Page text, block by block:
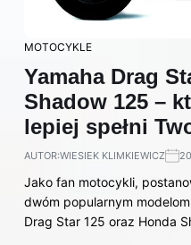
MOTOCYKLE
Yamaha Drag
Shadow 125 –
lepiej spełni
AUTOR:WIESIEK KLIMKIEWICZ
Jako fan motocykli,
dwóm popularnym
Drag Star 125 oraz Honda